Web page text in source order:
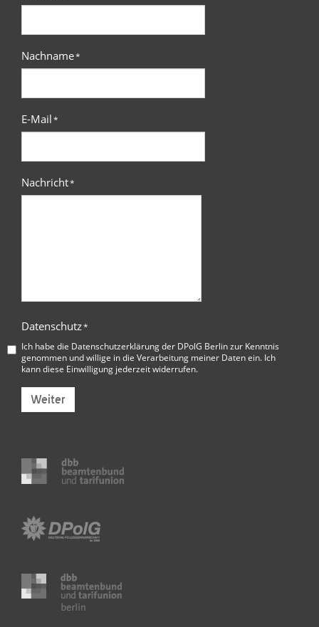
Nachname*
E-Mail*
Nachricht*
Datenschutz*
Ich habe die Datenschutzerklärung der DPolG Berlinzur Kenntnis
genommen und willige in die Verarbeitung meiner Daten ein. Ich
kann diese Einwilligung jederzeit widerrufen.
Weiter